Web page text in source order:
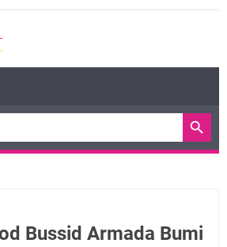
Bussid Armada Bumi